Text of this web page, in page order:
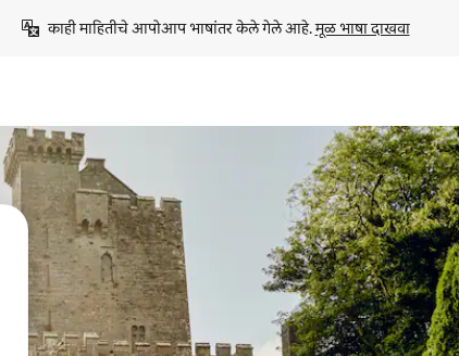
काही माहितीचे आपोआप भाषांतर केले गेले आहे. मूळ भाषा दाखवा